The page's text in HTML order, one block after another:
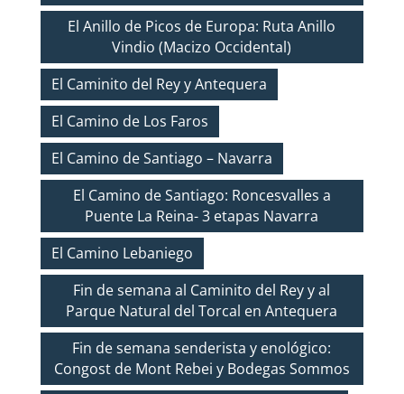
El Anillo de Picos de Europa: Ruta Anillo
Vindio (Macizo Occidental)
El Caminito del Rey y Antequera
El Camino de Los Faros
El Camino de Santiago – Navarra
El Camino de Santiago: Roncesvalles a
Puente La Reina- 3 etapas Navarra
El Camino Lebaniego
Fin de semana al Caminito del Rey y al
Parque Natural del Torcal en Antequera
Fin de semana senderista y enológico:
Congost de Mont Rebei y Bodegas Sommos